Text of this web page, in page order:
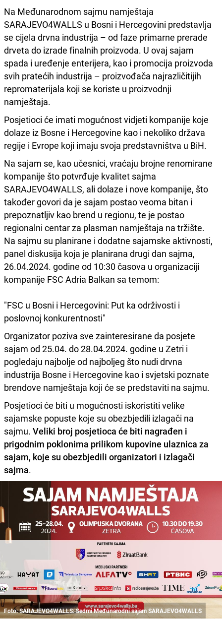
Na Međunarodnom sajmu namještaja
SARAJEVO4WALLS u Bosni i Hercegovini predstavlja
se cijela drvna industrija – od faze primarne prerade
drveta do izrade finalnih proizvoda. U ovaj sajam
spada i uređenje enterijera, kao i promocija proizvoda
svih pratećih industrija – proizvođača najrazličitijih
repromaterijala koji se koriste u proizvodnji
namještaja.
Posjetioci će imati mogućnost vidjeti kompanije koje
dolaze iz Bosne i Hercegovine kao i nekoliko država
regije i Evrope koji imaju svoja predstavništva u BiH.
Na sajam se, kao učesnici, vraćaju brojne renomirane
kompanije što potvrđuje kvalitet sajma
SARAJEVO4WALLS, ali dolaze i nove kompanije, što
također govori da je sajam postao veoma bitan i
prepoznatljiv kao brend u regionu, te je postao
regionalni centar za plasman namještaja na tržište.
Na sajmu su planirane i dodatne sajamske aktivnosti,
panel diskusija koja je planirana drugi dan sajma,
26.04.2024. godine od 10:30 časova u organizaciji
kompanije FSC Adria Balkan sa temom:
"FSC u Bosni i Hercegovini: Put ka održivosti i
poslovnoj konkurentnosti"
Organizator poziva sve zainteresirane da posjete
sajam od 25.04. do 28.04.2024. godine u Zetri i
pogledaju najbolje od najboljeg što nudi drvna
industrija Bosne i Hercegovine kao i svjetski poznate
brendove namještaja koji će se predstaviti na sajmu.
Posjetioci će biti u mogućnosti iskoristiti velike
sajamske popuste koje su obezbjedili izlagači na
sajmu. Veliki broj posjetioca će biti nagrađen i
prigodnim poklonima prilikom kupovine ulaznica za
sajam, koje su obezbjedili organizatori i izlagači
sajma.
Foto: SARAJEVO4WALLS: Sedmi Međunarodni sajam SARAJEVO4WALLS